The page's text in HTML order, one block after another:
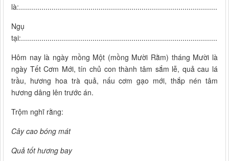
là:..................................................................................................
Ngụ
Hôm nay là ngày mồng Một (mồng Mười Rằm) tháng Mười là
ngày Tết Cơm Mới, tín chủ con thành tâm sắm lễ, quả cau lá
trầu, hương hoa trà quả, nấu cơm gạo mới, thắp nén tâm
hương dâng lên trước án.
Trộm nghĩ rằng:
Cây cao bóng mát
Quả tốt hương bay